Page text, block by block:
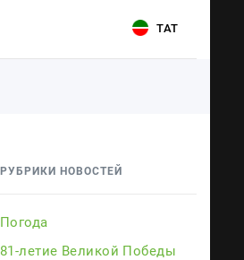
ТАТ
РУБРИКИ НОВОСТЕЙ
Погода
81-летие Великой Победы